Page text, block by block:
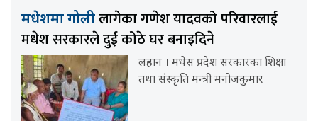
मधेशमा गोलीलागेका गणेश यादवको परिवारलाई
मधेश सरकारले दुई कोठे घर बनाइदिने
लहान । मधेस प्रदेश सरकारका शिक्षा
तथा संस्कृति मन्त्री मनोजकुमार